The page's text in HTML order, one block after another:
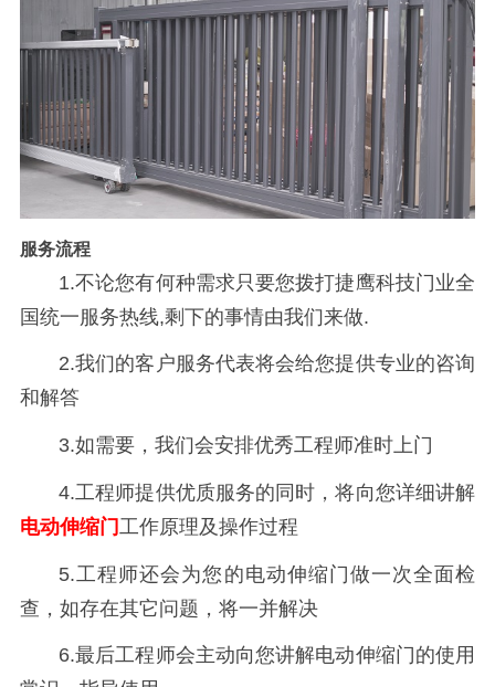
服务流程
1.不论您有何种需求只要您拨打捷鹰科技门业全
国统一服务热线,剩下的事情由我们来做.
2.我们的客户服务代表将会给您提供专业的咨询
和解答
3.如需要，我们会安排优秀工程师准时上门
4.工程师提供优质服务的同时，将向您详细讲解
电动伸缩门工作原理及操作过程
5.工程师还会为您的电动伸缩门做一次全面检
查，如存在其它问题，将一并解决
6.最后工程师会主动向您讲解电动伸缩门的使用